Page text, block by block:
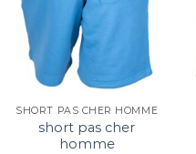
SHORT PAS CHER HOMME
short pas cher
homme